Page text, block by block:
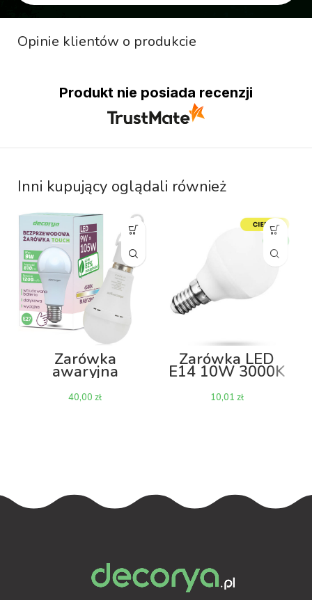
Opinie klientów o produkcie
Produkt nie posiada recenzji
Inni kupujący oglądali również
Żarówka
awaryjna
bezprzewodowa
LED E27 9W
zł
Żarówka LED
E14 10W 3000K
zł